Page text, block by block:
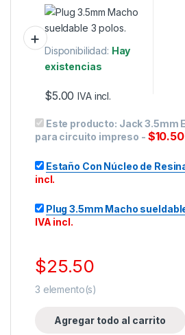
Disponibilidad: Hay
existencias
$5.00 IVA incl.
Este producto: Jack 3.5mm
para circuito impreso - $10.50
Estaño Con Núcleo de
incl.
Plug 3.5mm Macho
IVA incl.
$25.50
3 elemento(s)
Agregar todo al carrito